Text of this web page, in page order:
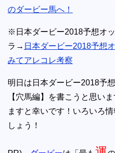
のダービー馬へ！
※日本ダービー2018予想オ
ラ→ 日本ダービー2018予想
みてアレコレ考察
明日は日本ダービー2018予
【穴馬編】を書こうと思い
ますと幸いです！いろいろ
しょう！